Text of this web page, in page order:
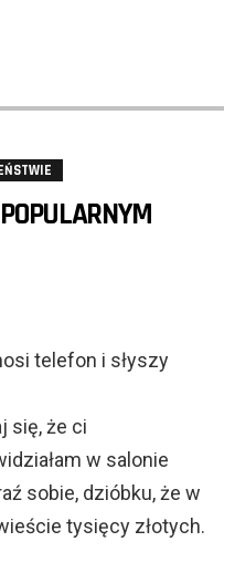
telefon i słyszy
się, że ci
w salonie
sobie, dzióbku, że w
tysięcy złotych.